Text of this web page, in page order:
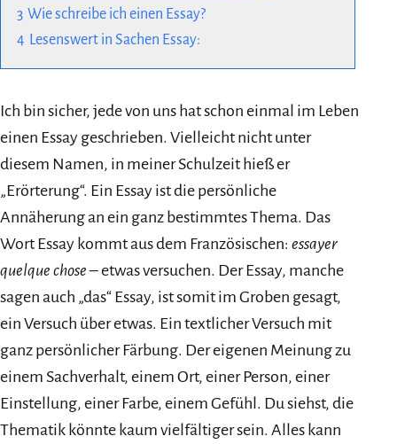
3 Wie schreibe ich einen Essay?
4 Lesenswert in Sachen Essay:
Ich bin sicher, jede von uns hat schon einmal im Leben
einen Essay geschrieben. Vielleicht nicht unter
diesem Namen, in meiner Schulzeit hieß er
„Erörterung“. Ein Essay ist die persönliche
Annäherung an ein ganz bestimmtes Thema. Das
Wort Essay kommt aus dem Französischen: essayer
quelque chose– etwas versuchen. Der Essay, manche
sagen auch „das“ Essay, ist somit im Groben gesagt,
ein Versuch über etwas. Ein textlicher Versuch mit
ganz persönlicher Färbung. Der eigenen Meinung zu
einem Sachverhalt, einem Ort, einer Person, einer
Einstellung, einer Farbe, einem Gefühl. Du siehst, die
Thematik könnte kaum vielfältiger sein. Alles kann